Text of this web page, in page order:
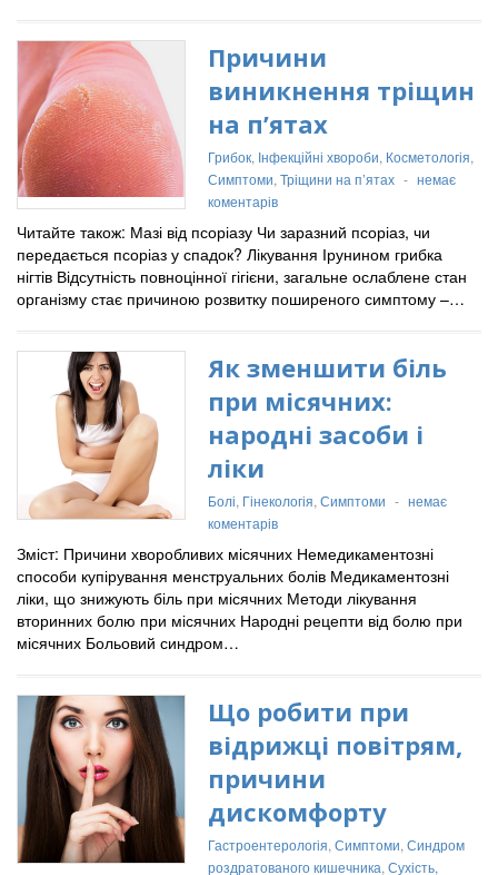
Причини
виникнення тріщин
на п’ятах
Грибок, Інфекційні хвороби, Косметологія,
Симптоми, Тріщини на п’ятах - немає
коментарів
Читайте також: Мазі від псоріазу Чи заразний псоріаз, чи
передається псоріаз у спадок? Лікування Ірунином грибка
нігтів Відсутність повноцінної гігієни, загальне ослаблене стан
організму стає причиною розвитку поширеного симптому –…
Як зменшити біль
при місячних:
народні засоби і
ліки
Болі, Гінекологія, Симптоми - немає
коментарів
Зміст: Причини хворобливих місячних Немедикаментозні
способи купірування менструальних болів Медикаментозні
ліки, що знижують біль при місячних Методи лікування
вторинних болю при місячних Народні рецепти від болю при
місячних Больовий синдром…
Що робити при
відрижці повітрям,
причини
дискомфорту
Гастроентерологія, Симптоми, Синдром
роздратованого кишечника, Сухість,